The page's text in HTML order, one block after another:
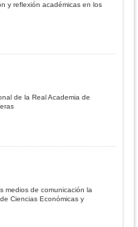
y reflexión académicas en los
de la Real Academia de
medios de comunicación la
Ciencias Económicas y